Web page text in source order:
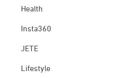
Health
Insta360
JETE
Lifestyle